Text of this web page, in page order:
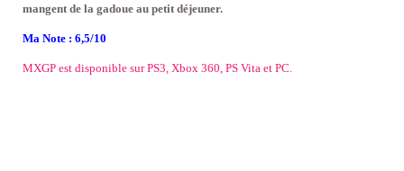
mangent de la gadoue au petit déjeuner.
Ma Note : 6,5/10
MXGP est disponible sur PS3, Xbox 360, PS Vita et PC.